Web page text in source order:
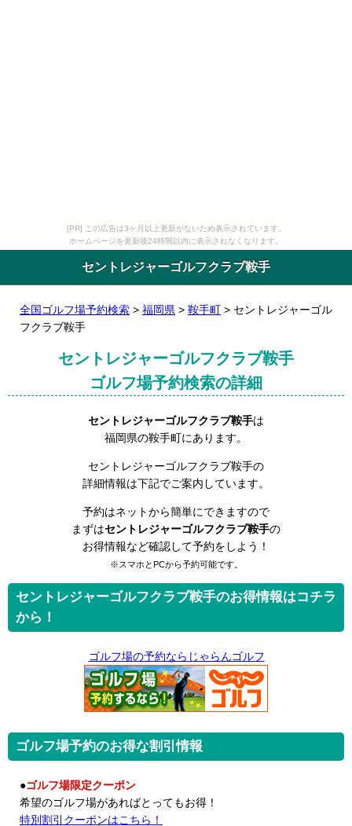
[PR] この広告は3ヶ月以上更新がないため表示されています。
ホームページを更新後24時間以内に表示されなくなります。
セントレジャーゴルフクラブ鞍手
全国ゴルフ場予約検索 > 福岡県 > 鞍手町 > セントレジャーゴル
フクラブ鞍手
セントレジャーゴルフクラブ鞍手
ゴルフ場予約検索の詳細
セントレジャーゴルフクラブ鞍手は
福岡県の鞍手町にあります。
セントレジャーゴルフクラブ鞍手の
詳細情報は下記でご案内しています。
予約はネットから簡単にできますので
まずはセントレジャーゴルフクラブ鞍手の
お得情報など確認して予約をしよう！
※スマホとPCから予約可能です。
セントレジャーゴルフクラブ鞍手のお得情報はコチラ
から！
ゴルフ場の予約ならじゃらんゴルフ
ゴルフ場予約のお得な割引情報
●ゴルフ場限定クーポン
希望のゴルフ場があればとってもお得！
特別割引クーポンはこちら！